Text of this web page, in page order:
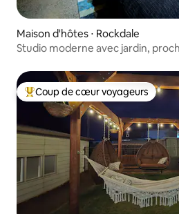
Maison d'hôtes ⋅ Rockdale
Studio moderne avec jardin,
Coups de cœur voyageurs les
Coup de cœur voyageurs